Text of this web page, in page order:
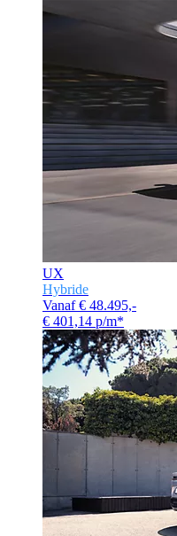
UX
Hybride
Vanaf € 48.495,-
€ 401,14 p/m*